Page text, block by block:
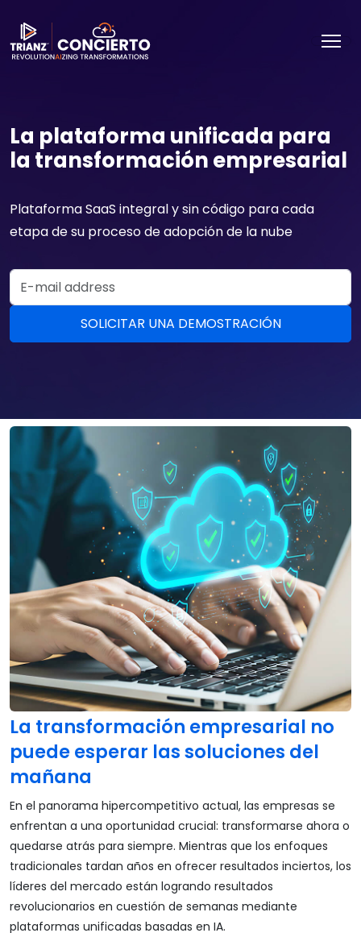
La plataforma unificada para
la transformación empresarial
Plataforma SaaS integral y sin código para cada
etapa de su proceso de adopción de la nube
SOLICITAR UNA DEMOSTRACIÓN
Email Address
La transformación empresarial no
puede esperar las soluciones del
mañana
En el panorama hipercompetitivo actual, las empresas se
enfrentan a una oportunidad crucial: transformarse ahora o
quedarse atrás para siempre. Mientras que los enfoques
tradicionales tardan años en ofrecer resultados inciertos, los
líderes del mercado están logrando resultados
revolucionarios en cuestión de semanas mediante
plataformas unificadas basadas en IA.